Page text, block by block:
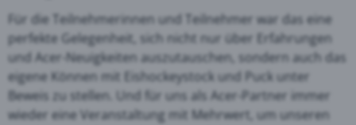
Für die Teilnehmerinnen und Teilnehmer war das eine
perfekte Gelegenheit, sich nicht nur über Erfahrungen
und Acer-Neuigkeiten auszutauschen, sondern auch das
eigene Können mit Eishockeystock und Puck unter
Beweis zu stellen. Und für uns als Acer-Partner immer
wieder eine Veranstaltung mit Mehrwert, um unseren